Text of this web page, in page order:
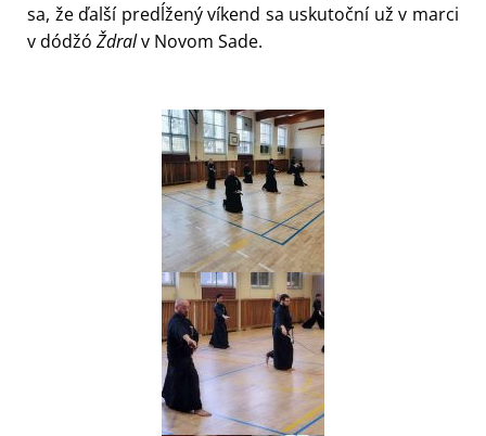
sa, že ďalší predĺžený víkend sa uskutoční už v marci
v dódžó Ždralv Novom Sade.